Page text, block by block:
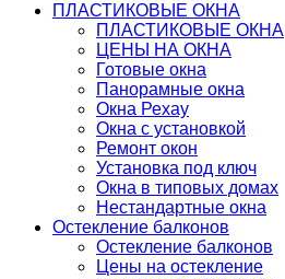
ПЛАСТИКОВЫЕ ОКНА
ПЛАСТИКОВЫЕ ОКНА
ЦЕНЫ НА ОКНА
Готовые окна
Панорамные окна
Окна Рехау
Окна с установкой
Ремонт окон
Установка под ключ
Окна в типовых домах
Нестандартные окна
Остекление балконов
Остекление балконов
Цены на остекление